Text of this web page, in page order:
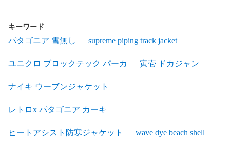
キーワード
パタゴニア 雪無し supreme piping track jacket
ユニクロ ブロックテック パーカ 寅壱 ドカジャン
ナイキ ウーブンジャケット
レトロx パタゴニア カーキ
ヒートアシスト防寒ジャケット wave dye beach shell